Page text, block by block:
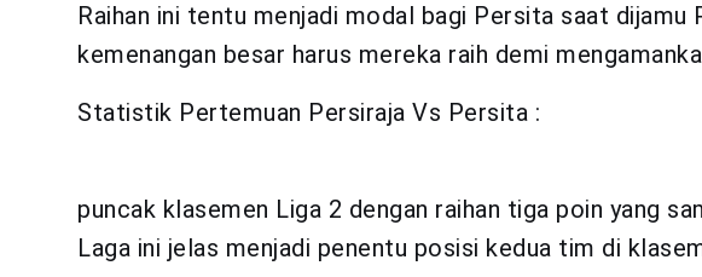
Raihan ini tentu menjadi modal bagi Persita saat dijamu
kemenangan besar harus mereka raih demi
Statistik Pertemuan Persiraja Vs Persita :
puncak klasemen Liga 2 dengan raihan tiga poin yang
Laga ini jelas menjadi penentu posisi kedua tim di